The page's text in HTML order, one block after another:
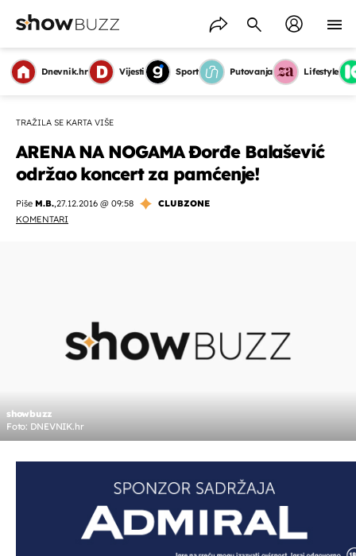
Dnevnik.hr Vijesti Sport Putovanja Lifestyle
TRAŽILA SE KARTA VIŠE
ARENA NA NOGAMA Đorđe Balašević
održao koncert za pamćenje!
Piše M.B.,27.12.2016 @ 09:58
CLUBZONE
KOMENTARI
showbuzz
Foto: DNEVNIK.hr